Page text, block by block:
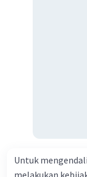
harus dibayar
Untuk